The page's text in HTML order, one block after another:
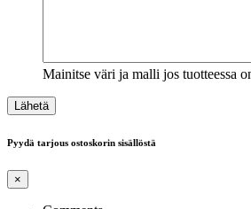
Mainitse väri ja malli jos tuotteessa
Pyydä tarjous ostoskorin sisällöstä
×